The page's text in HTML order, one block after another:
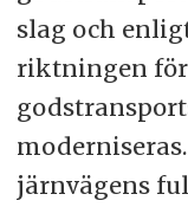
slag och
riktningen
järnvägens